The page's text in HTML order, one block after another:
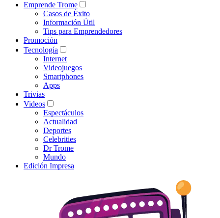
Emprende Trome
Casos de Éxito
Información Útil
Tips para Emprendedores
Promoción
Tecnología
Internet
Videojuegos
Smartphones
Apps
Trivias
Videos
Espectáculos
Actualidad
Deportes
Celebrities
Dr Trome
Mundo
Edición Impresa